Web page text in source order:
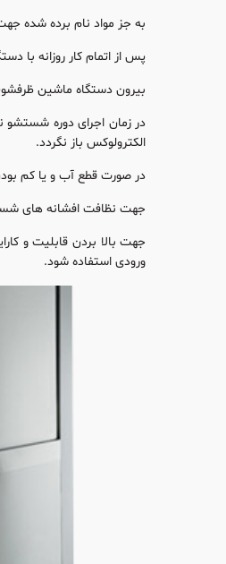
به جز مواد نام برده شده
پس از اتمام کار روزانه با
بیرون دستگاه ماشین
الکترولوکس باز نگردد.
در صورت قطع آب و یا کم بودن
جهت نظافت افشانه های
جهت بالا بردن قابلیت و
ورودی استفاده شود.